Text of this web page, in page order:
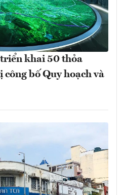
khai 50 thỏa
bố Quy hoạch và